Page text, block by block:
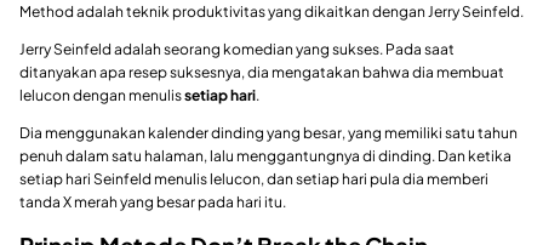
Method adalah teknik produktivitas yang dikaitkan dengan Jerry Seinfeld.
Jerry Seinfeld adalah seorang komedian yang sukses. Pada saat
ditanyakan apa resep suksesnya, dia mengatakan bahwa dia membuat
lelucon dengan menulissetiap hari.
Dia menggunakan kalender dinding yang besar, yang memiliki satu tahun
penuh dalam satu halaman, lalu menggantungnya di dinding. Dan ketika
setiap hari Seinfeld menulis lelucon, dan setiap hari pula dia memberi
tanda X merah yang besar pada hari itu.